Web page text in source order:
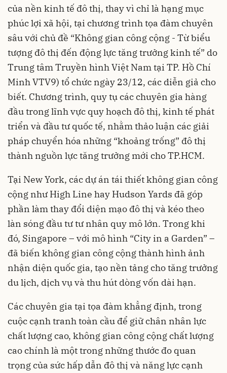
của nền kinh tế đô thị, thay vì chỉ là hạng mục
phúc lợi xã hội, tại chương trình tọa đàm chuyên
sâu với chủ đề “Không gian công cộng - Từ biểu
tượng đô thị đến động lực tăng trưởng kinh tế” do
Trung tâm Truyền hình Việt Nam tại TP. Hồ Chí
Minh VTV9) tổ chức ngày 23/12, các diễn giả cho
biết. Chương trình, quy tụ các chuyên gia hàng
đầu trong lĩnh vực quy hoạch đô thị, kinh tế phát
triển và đầu tư quốc tế, nhằm thảo luận các giải
pháp chuyển hóa những “khoảng trống” đô thị
thành nguồn lực tăng trưởng mới cho TP.HCM.
Tại New York, các dự án tái thiết không gian công
cộng như High Line hay Hudson Yards đã góp
phần làm thay đổi diện mạo đô thị và kéo theo
làn sóng đầu tư tư nhân quy mô lớn. Trong khi
đó, Singapore – với mô hình “City in a Garden” –
đã biến không gian công cộng thành hình ảnh
nhận diện quốc gia, tạo nền tảng cho tăng trưởng
du lịch, dịch vụ và thu hút dòng vốn dài hạn.
Các chuyên gia tại tọa đàm khẳng định, trong
cuộc cạnh tranh toàn cầu để giữ chân nhân lực
chất lượng cao, không gian công cộng chất lượng
cao chính là một trong những thước đo quan
trọng của sức hấp dẫn đô thị và năng lực cạnh